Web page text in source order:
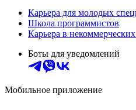
Карьера для молодых
Школа программистов
Карьера в
Боты для уведомлений
Мобильное приложение